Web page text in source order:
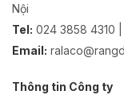
Nội
Tel: 024 3858 4310
Email:
Thông tin Công ty